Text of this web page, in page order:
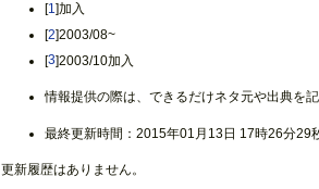
[1]加入
[2]2003/08~
[3]2003/10加入
情報提供の際は、できるだけネタ元や出典を
最終更新時間：2015年01月13日 17時26分29
更新履歴はありません。